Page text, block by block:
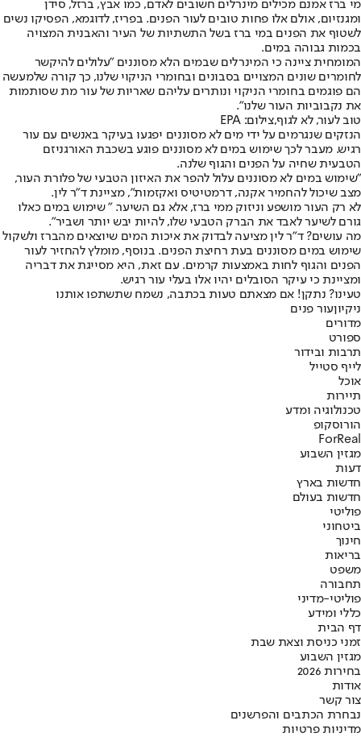
מי ברז אמנם מכילים מינרלים חשובים לאדם, כמו אבץ, ברזל, סידן
ומגנזיום, אולם אלו פחות טובים לעור הפנים. בפריז, לדוגמא, הפסיקו נשים
לשטוף את הפנים במי ברז בשל התשתיות של העיר והאבנית המצויה
בכמות גבוהה במים.
המומחית ציינה כי המינרלים שבמים הלא מסוננים "עלולים להיקשר
לחומרים שונים המצויים בסבונים ובחומרי הניקוי שלנו, כך קורה שלמעשה
הם פוגמים בחומרי הניקוי ונותרים עליהם שאריות של עור מת שסותמות
את נקבוביות העור שלנו".
טוב לעור, לא לגוף,צילום: EPA
הנזקים שנגרמים על ידי מים לא מסוננים יפגעו בעיקר באנשים עם עור
רגיש. מעבר לכך שימוש במים לא מסוננים פוגע בשכבת האורגניזם
הטבעית שחיה על הפנים והגוף שלנה.
"שימוש במים לא מסוננים עלול להפר את האיזון הטבעי של פלורת העור,
מצב שיכול להחמיר אקנה, דרמטיטיס ואקזמות", מציינת ד"ר לין.
לא רק העור מושפע וניזוק ממי ברז, אלא גם השיער. " שימוש במים כאלו
גורם לשיער לאבד את הברק הטבעי שלו, להיות יבש יותר ושביר".
מה עושים? ד"ר לין מציעה לבדוק את איכות המים שיוצאים מהברז ולשקול
שימוש במים מסוננים בעת רחיצת הפנים. בנוסף, מומלץ להחזיר לעור
הפנים והגוף לחות באמצעות קרמים. עם זאת, היא מסייגת את דבריה
ומציינת כי עיקר הסובלים יהיו אלו בעלי עור רגיש.
טעינו? נתקן! אם מצאתם טעות בכתבה, נשמח שתשתפו אותנו
ניקיוןעור פנים
מדורים
ספורט
תרבות ובידור
לייף סטייל
אוכל
תיירות
טכנולוגיה ומדע
הורוסקופ
ForReal
מגזין השבוע
דעות
חדשות בארץ
חדשות בעולם
פוליטי
ביטחוני
חינוך
בריאות
משפט
תחבורה
פוליטי-מדיני
כללי ומידע
דף הבית
זמני כניסת וצאת שבת
מגזין השבוע
בחירות 2026
אודות
צור קשר
נבחרת הכתבים והפרשנים
מדיניות פרטיות